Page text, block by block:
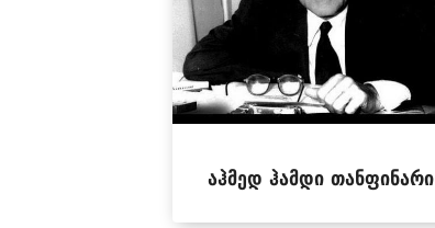
აჰმედ ჰამდი თანფინარი